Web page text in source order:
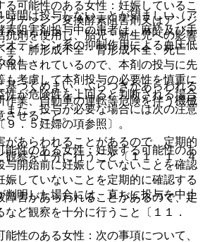
可能性のある女性：妊娠しているこ
オテンシン変換酵素阻害剤又はアンジ
抗剤を使用し、胎児・新生児への影響
全・肺形成不全・腎形成不全、死亡
報告されているので、本剤の投与に先
も考慮して本剤投与の必要性を慎重に
性が危険性を上回ると判断される場合
また、投与が必要な場合には次の注意
．５妊婦の項参照〕。
性のある女性：妊娠する可能性のあ
与開始前に妊娠していないことを確認
娠していないことを定期的に確認する
判明した場合には、直ちに投与を中止
性のある女性：次の事項について、
間は投与しないことが望ましい（ア
素阻害剤投与中の患者は、麻酔及び手
オテンシン系の抑制作用による血圧低
る）。
づくめまい、ふらつきがあらわれる
作業、自動車の運転等危険を伴う機械
せること。
あらわれることがあるので、定期的
観察を十分に行うこと〔１１．１．４
害があらわれることがあるので、定
ど観察を十分に行うこと〔１１．